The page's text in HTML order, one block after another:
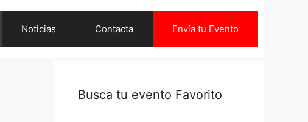
Noticias Contacta Envía tu Evento
Busca tu evento Favorito